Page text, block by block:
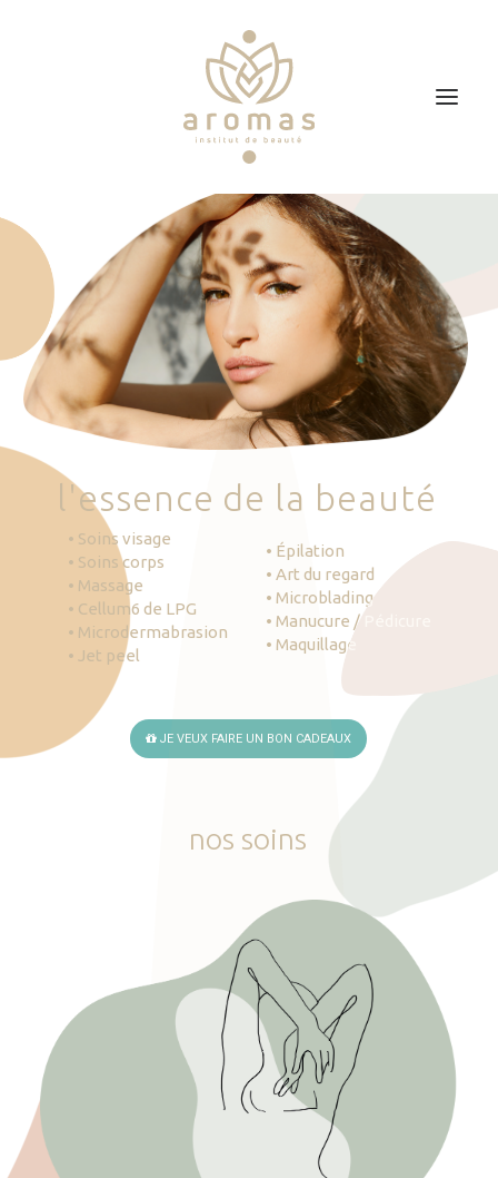
Soins
Je veux faire un bon cadeau
Plan d’accès
Prendre RDV
'essence de la beauté
• Soins visage
• Soins corps
• Massage
• Cellum6 de LPG
• Microdermabrasion
• Jet peel
• Épilation
• Art du regard
• Microblading
• Manucure / Pédicure
• Maquillage
JE VEUX FAIRE UN BON CADEAUX
nos soins